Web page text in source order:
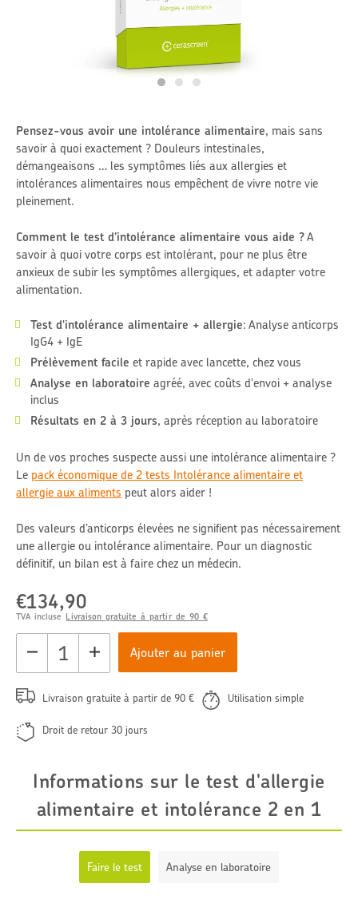
Pensez-vous avoir une intolérance alimentaire, mais sans
savoir à quoi exactement ? Douleurs intestinales,
démangeaisons … les symptômes liés aux allergies et
intolérances alimentaires nous empêchent de vivre notre vie
pleinement.
Comment le test d’intolérance alimentaire vous aide ?A
savoir à quoi votre corps est intolérant, pour ne plus être
anxieux de subir les symptômes allergiques, et adapter votre
alimentation.
Test d'intolérance alimentaire + allergie: Analyse anticorps
IgG4 + IgE
Prélèvement facile et rapide avec lancette, chez vous
Analyse en laboratoire agréé, avec coûts d'envoi + analyse
inclus
Résultats en 2 à 3 jours, après réception au laboratoire
Un de vos proches suspecte aussi une intolérance alimentaire ?
Le pack économique de 2 tests Intolérance alimentaire et
allergie aux aliments peut alors aider !
Des valeurs d’anticorps élevées ne signifient pas nécessairement
une allergie ou intolérance alimentaire. Pour un diagnostic
définitif, un bilan est à faire chez un médecin.
Prix
régulier
€134,90
TVA incluse Livraison gratuite à partir de 90 €
Ajouter au panier
Livraison gratuite à partir de 90 € Utilisation simple
Droit de retour 30 jours
Informations sur le test d'allergie
alimentaire et intolérance 2 en 1
Faire le test Analyse en laboratoire